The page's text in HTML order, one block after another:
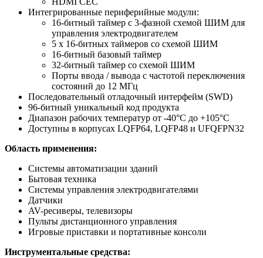
Интегрированные периферийные модули:
16-битный таймер с 3-фазной схемой ШИМ для
управления электродвигателем
5 x 16-битных таймеров со схемой ШИМ
16-битный базовый таймер
32-битный таймер со схемой ШИМ
Порты ввода / вывода с частотой переключения
состояний до 12 МГц
Последовательный отладочный интерфейм (SWD)
96-битный уникальный код продукта
Диапазон рабочих температур от -40°C до +105°C
Доступны в корпусах LQFP64, LQFP48 и UFQFPN32
Область применения:
Системы автоматизации зданий
Бытовая техника
Системы управления электродвигателями
Датчики
AV-ресиверы, телевизоры
Пульты дистанционного управления
Игровые приставки и портативные консоли
Инструментальные средства: